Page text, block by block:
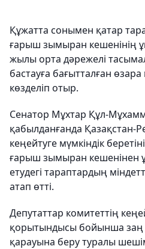
Құжатта сонымен қатар
ғарыш зымыран кешенінің
жылы орта дәрежелі
бастауға бағытталған өзара
көзделіп отыр.
Сенатор Мұхтар Құл-
қабылданғанда Қазақстан-
кеңейтуге мүмкіндік
ғарыш зымыран кешенінен
етудегі тараптардың
атап өтті.
Депутаттар комитеттің
қорытындысы бойынша
қарауына беру туралы